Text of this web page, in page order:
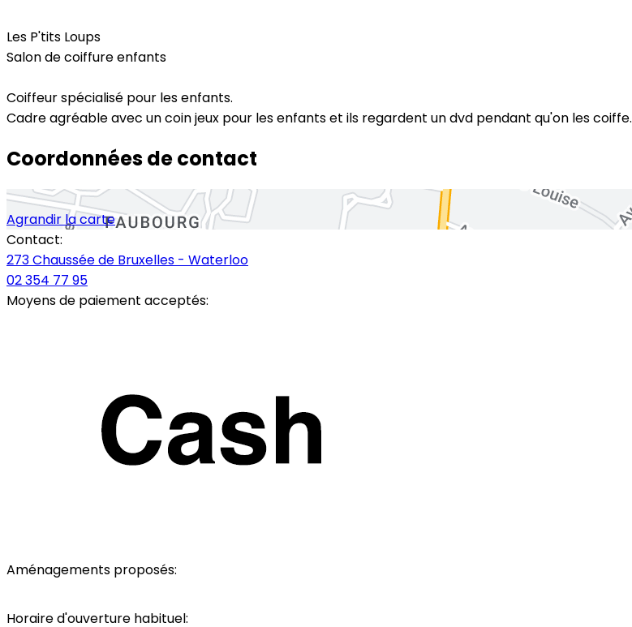
Les P'tits Loups
Salon de coiffure enfants
Coiffeur spécialisé pour les enfants.
Cadre agréable avec un coin jeux pour les enfants et ils regardent un dvd pendant qu'on les coiffe.
Coordonnées de contact
Agrandir la carte
Contact:
273 Chaussée de Bruxelles - Waterloo
02 354 77 95
Moyens de paiement acceptés:
Aménagements proposés:
Horaire d'ouverture habituel: